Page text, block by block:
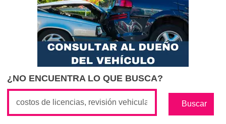
¿NO ENCUENTRA LO QUE BUSCA?